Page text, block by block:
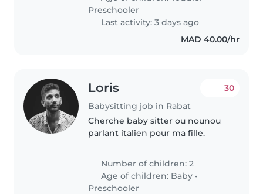
dynamique et a la fois réservé et
drôle,..
Preschooler
Last activity: 3 days ago
MAD 40.00/hr
Loris
Babysitting job in Rabat
30
Cherche baby sitter ou nounou
parlant italien pour ma fille.
Number of children: 2
Age of children: Baby •
Preschooler